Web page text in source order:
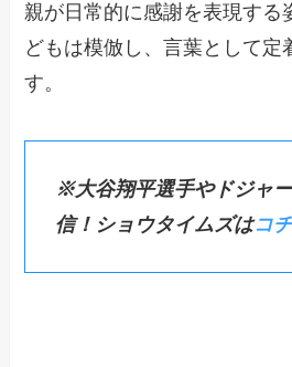
親が日常的に感謝を表現する
どもは模倣し、言葉として定
す。
※大谷翔平選手やドジャ
信！ショウタイムズはコ